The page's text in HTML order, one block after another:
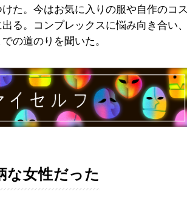
た。今はお気に入りの服や自作のコス
る。コンプレックスに悩み向き合い、
の道のりを聞いた。
な女性だった